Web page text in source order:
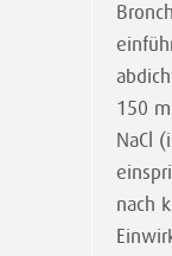
150
NaCl
nach